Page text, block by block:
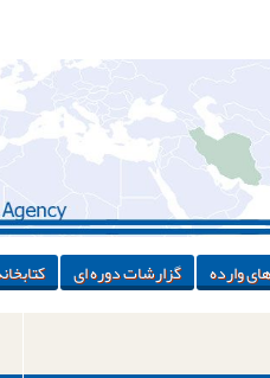
وارده گزارشات دوره ای